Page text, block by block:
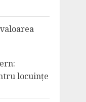
locuințe